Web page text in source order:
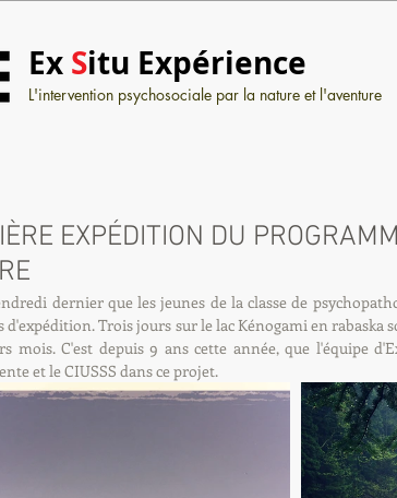
Ex Situ Expérience
L'intervention psychosociale par la nature et l'aventure
EXPÉDITION DU
dernier que les jeunes de la classe de
d'expédition. Trois jours sur le lac Kénogami en rabaska
mois. C'est depuis 9 ans cette année, que l'équipe
et le CIUSSS dans ce projet.